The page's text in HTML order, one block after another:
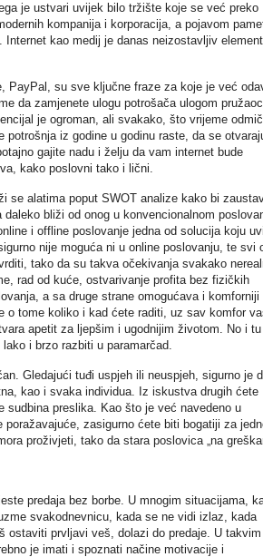
je ustvari uvijek bilo tržište koje se već preko
kompanija i korporacija, a pojavom
kao medij je danas neizostavljiv
PayPal, su sve ključne fraze za koje je već
da zamjenete ulogu potrošača ulogom
je ogroman, ali svakako, što vrijeme
iz godine u godinu raste, da se
gajite nadu i želju da vam internet bude
kako poslovni tako i lični.
se alatima poput SWOT analize kako bi
bliži od onog u konvencionalnom
i offline poslovanje jedna od solucija koju
nije moguća ni u online poslovanju, te svi
tako da su takva očekivanja svakako
rad od kuće, ostvarivanje profita bez fizičkih
a sa druge strane omogućava i komforniji
o tome koliko i kad ćete raditi, uz sav komfor
apetit za ljepšim i ugodnijim životom. No i tu
i brzo razbiti u paramarčad.
Gledajući tuđi uspjeh ili neuspjeh, sigurno je
kao i svaka individua. Iz iskustva drugih ćete
preslika. Kao što je već navedeno u
zasigurno ćete biti bogatiji za
proživjeti, tako da stara poslovica „na
predaja bez borbe. U mnogim situacijama,
svakodnevnicu, kada se ne vidi izlaz, kada
ostaviti prvljavi veš, dolazi do predaje. U takvim
je imati i spoznati načine motivacije i